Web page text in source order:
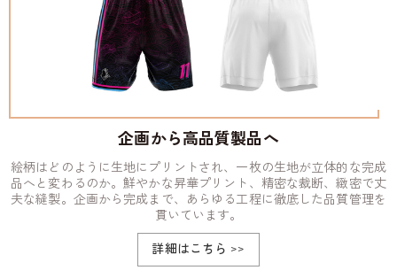
企画から高品質製品へ
絵柄はどのように生地にプリントされ、一枚の生地が立体的な完成
品へと変わるのか。鮮やかな昇華プリント、精密な裁断、緻密で丈
夫な縫製。企画から完成まで、あらゆる工程に徹底した品質管理を
貫いています。
詳細はこちら >>